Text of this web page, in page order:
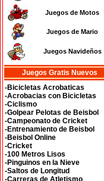
Juegos de Motos
Juegos de Mario
Juegos Navideños
Juegos Gratis Nuevos
-Bicicletas Acrobaticas
-Acrobacias con Bicicletas
-Ciclismo
-Golpear Pelotas de Beisbol
-Campeonato de Cricket
-Entrenamiento de Beisbol
-Beisbol Online
-Cricket
-100 Metros Lisos
-Pinguinos en la Nieve
-Saltos de Longitud
-Carreras de Atletismo